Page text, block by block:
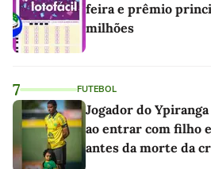
feira e prêmio
milhões
7 FUTEBOL
Jogador do
ao entrar com filho
antes da morte da